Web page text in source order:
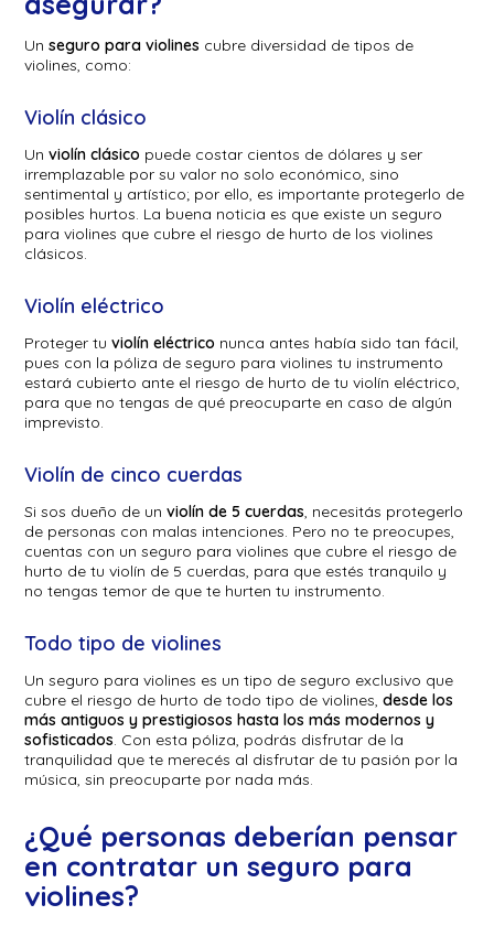
Unseguro para violines cubre diversidad de tipos de
violines, como:
Violín clásico
Unviolín clásico puede costar cientos de dólares y ser
irremplazable por su valor no solo económico, sino
sentimental y artístico; por ello, es importante protegerlo de
posibles hurtos. La buena noticia es que existe un seguro
para violines que cubre el riesgo de hurto de los violines
clásicos.
Violín eléctrico
Proteger tuviolín eléctrico nunca antes había sido tan fácil,
pues con la póliza de seguro para violines tu instrumento
estará cubierto ante el riesgo de hurto de tu violín eléctrico,
para que no tengas de qué preocuparte en caso de algún
imprevisto.
Violín de cinco cuerdas
Si sos dueño de unviolín de 5 cuerdas, necesitás protegerlo
de personas con malas intenciones. Pero no te preocupes,
cuentas con un seguro para violines que cubre el riesgo de
hurto de tu violín de 5 cuerdas, para que estés tranquilo y
no tengas temor de que te hurten tu instrumento.
Todo tipo de violines
Un seguro para violines es un tipo de seguro exclusivo que
cubre el riesgo de hurto de todo tipo de violines,desde los
más antiguos y prestigiosos hasta los más modernos y
sofisticados. Con esta póliza, podrás disfrutar de la
tranquilidad que te merecés al disfrutar de tu pasión por la
música, sin preocuparte por nada más.
¿Qué personas deberían pensar
en contratar un seguro para
violines?